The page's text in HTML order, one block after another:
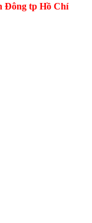
Đông tp Hồ Chí